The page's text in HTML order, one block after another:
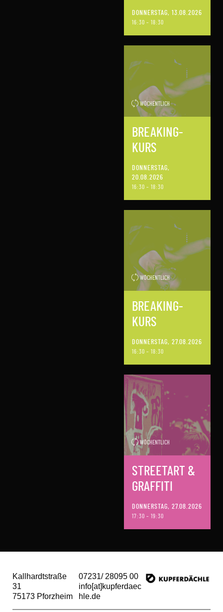
DONNERSTAG, 13.08.2026
16:30 – 18:30
WÖCHENTLICH
BREAKING-
KURS
DONNERSTAG,
20.08.2026
16:30 – 18:30
WÖCHENTLICH
BREAKING-
KURS
DONNERSTAG, 27.08.2026
16:30 – 18:30
WÖCHENTLICH
STREETART &
GRAFFITI
DONNERSTAG, 27.08.2026
17:30 – 19:30
Kallhardtstraße
31
75173 Pforzheim
07231/ 28095 00
info[at]kupferdaec
hle.de